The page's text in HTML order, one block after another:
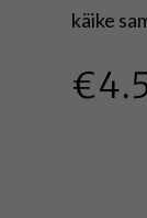
käike
€